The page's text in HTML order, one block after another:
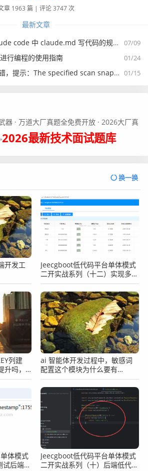
ClusterIp的模式：
用路由，配置一个ingress
下：
用这个域名进行访问，就可以看到两个
志了：
章 1963 篇 | 评论 3747 次
最新文章
07/09
code 中 claude.md 写代码的规约文件
01/24
行编程的使用指南
01/15
scan snapshotId 15845 is out of available snapshotId range [17875, 178
器 · 万道大厂真题全免费开放 · 2026大厂真
2026最新技术面试题库
换一换
开发工
Jeecgboot低代码平台单体模式
二开实战系列（十二）实现多租
户的数据隔离
列建
吗，
ai 智能体开发过程中，敏感词
配置这个模块为什么要有
enabled，为什么不直接删？
体模式
后端接
Jeecgboot低代码平台单体模式
二开实战系列（十）后端低代码